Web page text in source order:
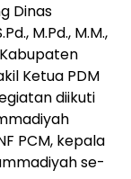
Dinas
M.Pd., M.M.,
Ketua PDM
diikuti
PCM, kepala
se-